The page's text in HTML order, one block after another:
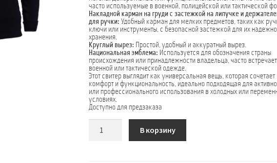
часто используемые в военной, полицейской или тактической
Накладной карман на груди с застежкой на липучке и
для ручки: Удобный карман для мелких предметов, таких как
ключи или инструменты, с безопасной застежкой для их
хранения.
Круглый вырез: Простой, удобный и аккуратный вырез.
Национальная эмблема: Используется для обозначения страны
происхождения или принадлежности владельца, часто
военной или тактической одежде.
Этот свитер выглядит как универсальная вещь, которая сочетает
комфорт и функциональность, идеально подходящая для
или профессионального использования в холодных или
условиях.
Доступно для предзаказа
товара
В корзину